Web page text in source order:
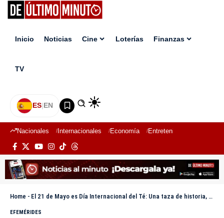
Inicio Noticias Cine Loterías Finanzas
TV
ES|EN
Nacionales Internacionales Economía Entretenimiento
Home - El 21 de Mayo es Día Internacional del Té: Una taza de historia, salud y sostenibilidad
EFEMÉRIDES